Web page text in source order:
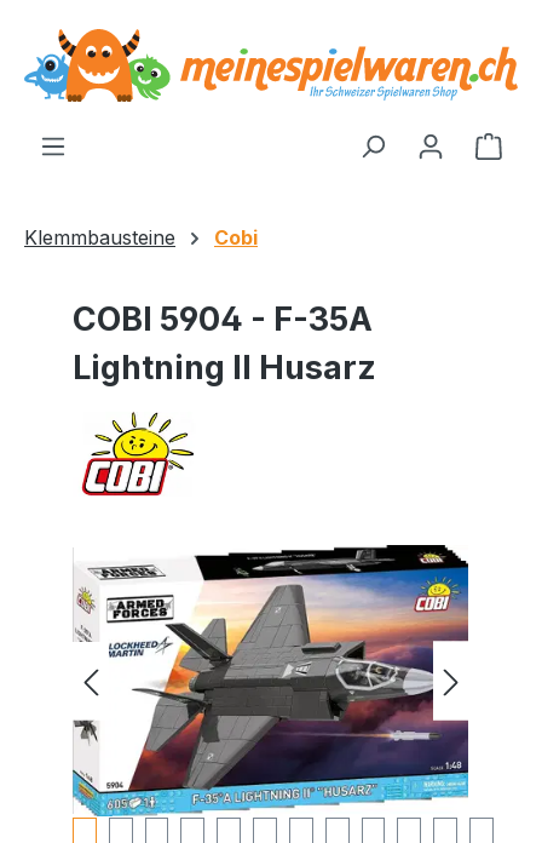
springen
Klemmbausteine Cobi
COBI 5904 - F-35A
Lightning II Husarz
Bildergalerie überspringen